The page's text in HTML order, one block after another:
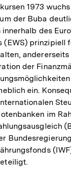
1973
der Buba
des
(EWS) prinzipiell
der
ein.
im